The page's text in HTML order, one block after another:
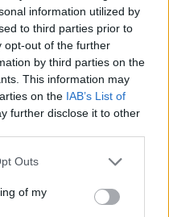
information utilized by
to third parties prior to
opt-out of the further
by third parties on the
This information may
on the IAB’s List of
further disclose it to other
Outs
of my
,Ιράν,Μοσχα ,Πούτιν